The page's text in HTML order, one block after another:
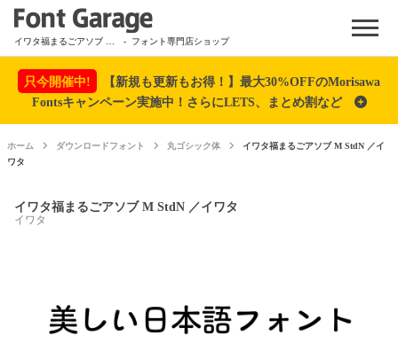
Menu
- フォント専門店ショップ
只今開催中!
【新規も更新もお得！】最大30%OFFのMorisawa
Fontsキャンペーン実施中！さらにLETS、まとめ割など
ホーム ダウンロードフォント 丸ゴシック体
イワタ福まるごアソブ M StdN ／イ
ワタ
イワタ福まるごアソブ M StdN ／イワタ
イワタ